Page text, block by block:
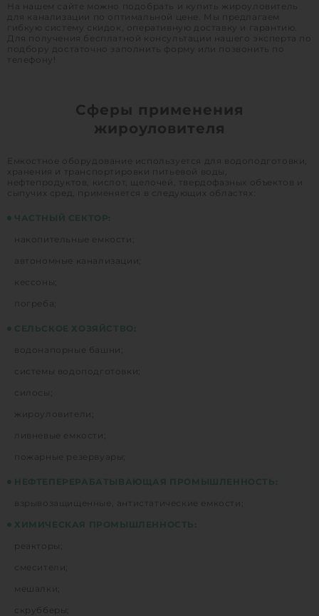
На нашем сайте можно подобрать и купить жироуловитель
для канализации по оптимальной цене. Мы предлагаем
гибкую систему скидок, оперативную доставку и гарантию.
Для получения бесплатной консультации нашего эксперта по
подбору достаточно заполнить форму или позвонить по
телефону!
Сферы применения
жироуловителя
Емкостное оборудование используется для водоподготовки,
хранения и транспортировки питьевой воды,
нефтепродуктов, кислот, щелочей, твердофазных объектов и
сыпучих сред, применяется в следующих областях:
ЧАСТНЫЙ СЕКТОР:
накопительные емкости;
автономные канализации;
кессоны;
погреба;
СЕЛЬСКОЕ ХОЗЯЙСТВО:
водонапорные башни;
системы водоподготовки;
силосы;
жироуловители;
ливневые емкости;
пожарные резервуары;
НЕФТЕПЕРЕРАБАТЫВАЮЩАЯ ПРОМЫШЛЕННОСТЬ:
взрывозащищенные, антистатические емкости;
ХИМИЧЕСКАЯ ПРОМЫШЛЕННОСТЬ:
реакторы;
смесители;
мешалки;
скрубберы;